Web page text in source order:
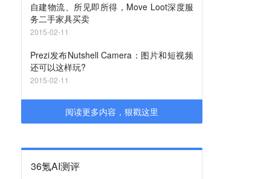
自建物流、所见即所得，Move Loot深度服
务二手家具买卖
2015-02-11
Prezi发布Nutshell Camera：图片和短视频
还可以这样玩?
2015-02-11
阅读更多内容，狠戳这里
36氪AI测评